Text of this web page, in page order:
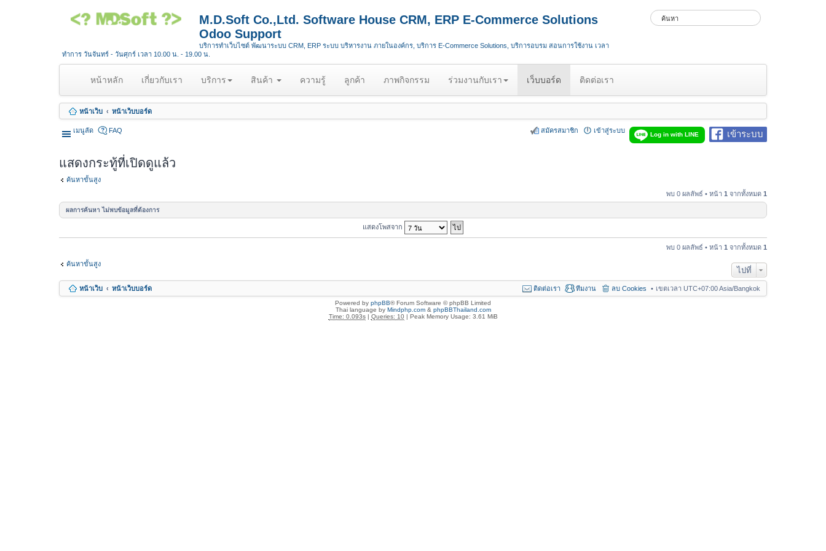
M.D.Soft Co.,Ltd. Software House CRM, ERP E-Commerce Solutions
Odoo Support
บริการทำเว็บไซต์ พัฒนาระบบ CRM, ERP ระบบ บริหารงาน ภายในองค์กร, บริการ E-Commerce Solutions, บริการอบรม สอนการใช้งาน เวลา
ทำการ วันจันทร์ - วันศุกร์ เวลา 10.00 น. - 19.00 น.
หน้าหลัก(
u
r
n
t
เกี่ยวกับเรา บริการ สินค้า ความรู้ ลูกค้า ภาพกิจกรรม ร่วมงานกับเรา เว็บบอร์ด ติดต่อเรา
หน้าเว็บ หน้าเว็บบอร์ด
เมนูลัด เข้าระบบ
Log in with LINE
FAQ เข้าสู่ระบบ
สมัครสมาชิก
แสดงกระทู้ที่เปิดดูแล้ว
ค้นหาขั้นสูง
พบ 0 ผลลัพธ์ • หน้า 1 จากทั้งหมด 1
ผลการค้นหา ไม่พบข้อมูลที่ต้องการ
แสดงโพสจาก
พบ 0 ผลลัพธ์ • หน้า 1 จากทั้งหมด 1
ค้นหาขั้นสูง
ไปที่
หน้าเว็บ หน้าเว็บบอร์ด เขตเวลา UTC+07:00 Asia/Bangkok
ลบ Cookies
ทีมงาน
ติดต่อเรา
Powered by phpBB® Forum Software © phpBB Limited
Thai language by Mindphp.com& phpBBThailand.com
Time: 0.093s| Queries: 10| Peak Memory Usage: 3.61 MiB